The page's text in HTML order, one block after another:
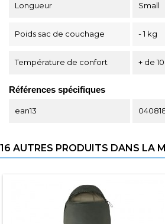
Longueur Small
Poids sac de couchage - 1 kg
Température de confort + de
Références spécifiques
ean13
16 AUTRES PRODUITS DANS LA